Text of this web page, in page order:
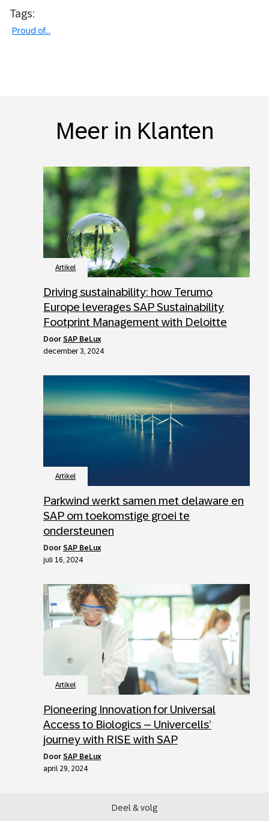
Tags:
Proud of...
Meer in Klanten
Artikel
Driving sustainability: how Terumo
Europe leverages SAP Sustainability
Footprint Management with Deloitte
door SAP BeLux
december 3, 2024
Artikel
Parkwind werkt samen met delaware en
SAP om toekomstige groei te
ondersteunen
door SAP BeLux
juli 16, 2024
Artikel
Pioneering Innovation for Universal
Access to Biologics – Univercells’
journey with RISE with SAP
door SAP BeLux
april 29, 2024
Deel & volg